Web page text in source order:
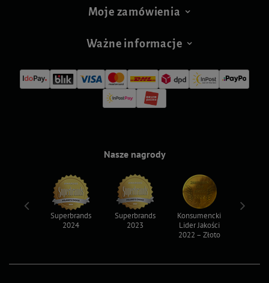
Moje zamówienia
Ważne informacje
Nasze nagrody
Superbrands
2024
Superbrands
2023
Konsumencki
Lider Jakości
2022 – Złoto